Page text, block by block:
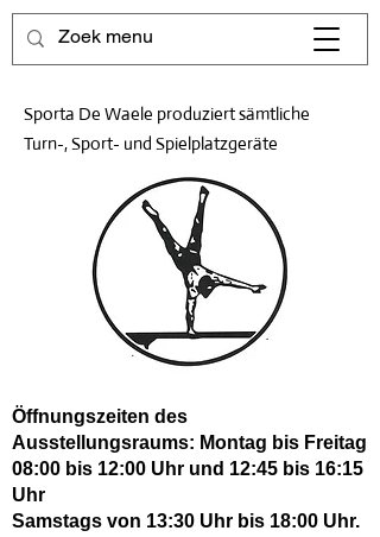
Sporta De Waele produziert sämtliche
Turn-, Sport- und Spielplatzgeräte
Öffnungszeiten des
Ausstellungsraums: Montag bis Freitag
08:00 bis 12:00 Uhr und 12:45 bis 16:15
Uhr
Samstags von 13:30 Uhr bis 18:00 Uhr.